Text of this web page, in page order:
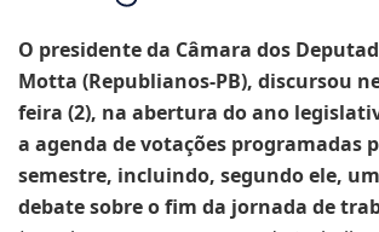
O presidente da Câmara dos
Motta (Republianos-PB), discursou
feira (2), na abertura do ano
a agenda de votações programadas
semestre, incluindo, segundo ele,
debate sobre o fim da jornada de